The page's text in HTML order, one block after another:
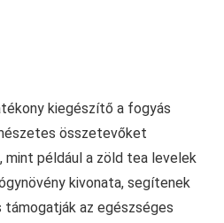
kiegészítő a fogyás
összetevőket
mint például a zöld tea levelek
kivonata, segítenek
az egészséges